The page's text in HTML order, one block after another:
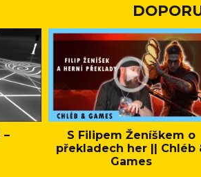
S Filipem Ženíškem o
překladech her || Chléb
Games